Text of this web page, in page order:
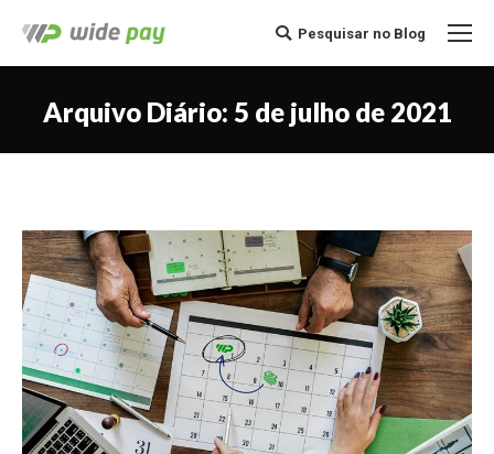
BuscarPesquisar no Blog
Arquivo Diário: 5 de julho de 2021